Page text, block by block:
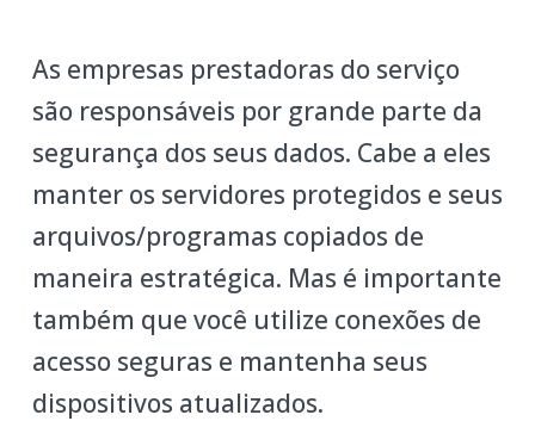
As empresas prestadoras do serviço
são responsáveis por grande parte da
segurança dos seus dados. Cabe a eles
manter os servidores protegidos e seus
arquivos/programas copiados de
maneira estratégica. Mas é importante
também que você utilize conexões de
acesso seguras e mantenha seus
dispositivos atualizados.